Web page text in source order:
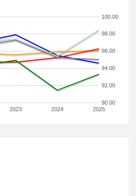
2023 2024 2025
90.00
92.00
94.00
96.00
98.00
100.00